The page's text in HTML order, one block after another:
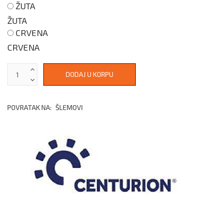
ŽUTA
ŽUTA
CRVENA
CRVENA
POVRATAK NA: ŠLEMOVI